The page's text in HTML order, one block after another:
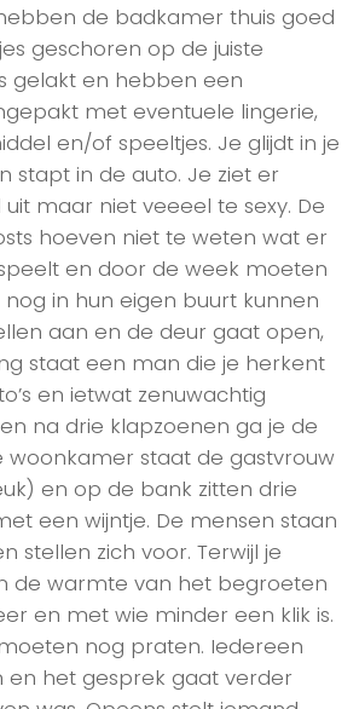
de badkamer thuis goed
geschoren op de juiste
gelakt en hebben een
met eventuele lingerie,
en/of speeltjes. Je glijdt in je
stapt in de auto. Je ziet er
maar niet veeeel te sexy. De
hoeven niet te weten wat er
en door de week moeten
in hun eigen buurt kunnen
aan en de deur gaat open,
staat een man die je herkent
en ietwat zenuwachtig
na drie klapzoenen ga je de
woonkamer staat de gastvrouw
en op de bank zitten drie
een wijntje. De mensen staan
stellen zich voor. Terwijl je
de warmte van het begroeten
en met wie minder een klik is.
nog praten. Iedereen
en het gesprek gaat verder